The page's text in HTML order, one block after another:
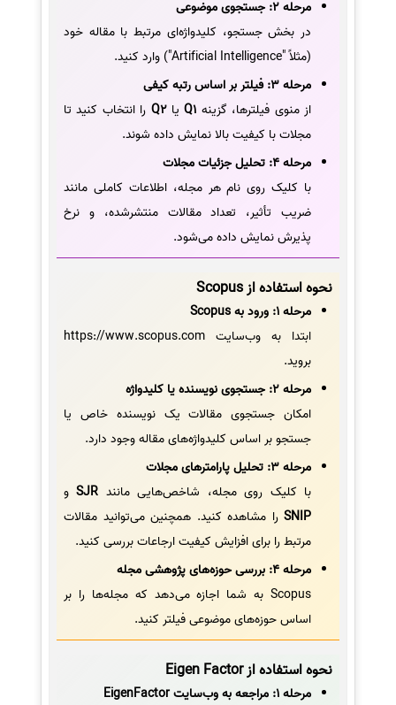
مرحله 2: جستجوی موضوعی
در بخش جستجو، کلیدواژه‌ای مرتبط با مقاله خود
(مثلاً "Artificial Intelligence") وارد کنید.
مرحله 3: فیلتر بر اساس رتبه کیفی
از منوی فیلترها، گزینه Q1یاQ2 را انتخاب کنید تا
مجلات با کیفیت بالا نمایش داده شوند.
مرحله 4: تحلیل جزئیات مجلات
با کلیک روی نام هر مجله، اطلاعات کاملی مانند
ضریب تأثیر، تعداد مقالات منتشرشده، و نرخ
پذیرش نمایش داده می‌شود.
نحوه استفاده از Scopus
مرحله 1: ورود به Scopus
ابتدا به وب‌سایت https://www.scopus.com
بروید.
مرحله 2: جستجوی نویسنده یا کلیدواژه
امکان جستجوی مقالات یک نویسنده خاص یا
جستجو بر اساس کلیدواژه‌های مقاله وجود دارد.
مرحله 3: تحلیل پارامترهای مجلات
با کلیک روی مجله، شاخص‌هایی مانند SJRو
SNIP را مشاهده کنید. همچنین می‌توانید مقالات
مرتبط را برای افزایش کیفیت ارجاعات بررسی کنید.
مرحله 4: بررسی حوزه‌های پژوهشی مجله
Scopus به شما اجازه می‌دهد که مجله‌ها را بر
اساس حوزه‌های موضوعی فیلتر کنید.
نحوه استفاده از Eigen Factor
مرحله 1: مراجعه به وب‌سایت EigenFactor